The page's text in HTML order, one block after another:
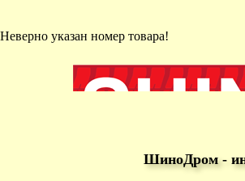
Неверно указан номер товара!
ШиноДром -